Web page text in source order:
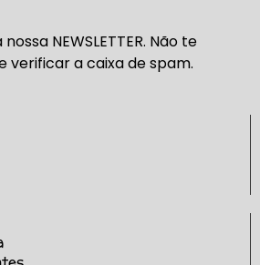
NEWSLETTER. Não te
verificar a caixa de spam.